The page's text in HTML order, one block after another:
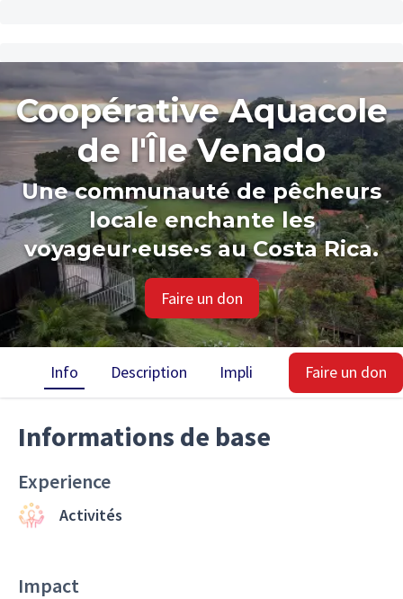
Coopérative Aquacole
de l'Île Venado
Une communauté de pêcheurs
locale enchante les
voyageur·euse·s au Costa Rica.
Faire un don
Info Description Implication Impact
Faire un don
Informations de base
Experience
Activités
Impact